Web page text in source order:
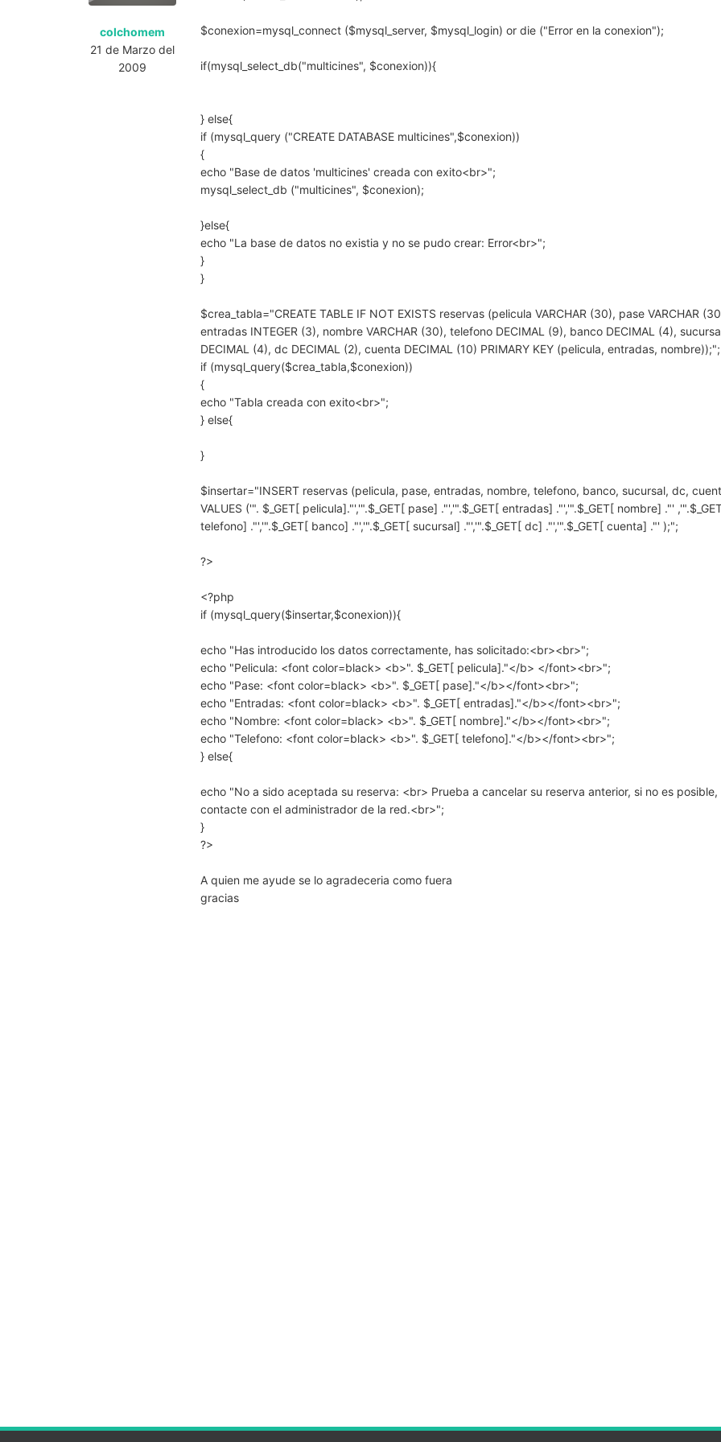
colchomem
21 de Marzo del
2009
$conexion=mysql_connect ($mysql_server, $mysql_login) or die ("Error en la conexion");
if(mysql_select_db("multicines", $conexion)){
} else{
if (mysql_query ("CREATE DATABASE multicines",$conexion))
{
echo "Base de datos 'multicines' creada con exito<br>";
mysql_select_db ("multicines", $conexion);
}else{
echo "La base de datos no existia y no se pudo crear: Error<br>";
}
}
$crea_tabla="CREATE TABLE IF NOT EXISTS reservas (pelicula VARCHAR (30), pase VARCHAR
entradas INTEGER (3), nombre VARCHAR (30), telefono DECIMAL (9), banco DECIMAL (4),
DECIMAL (4), dc DECIMAL (2), cuenta DECIMAL (10) PRIMARY KEY (pelicula, entradas, nombre));";
if (mysql_query($crea_tabla,$conexion))
{
echo "Tabla creada con exito<br>";
} else{
}
$insertar="INSERT reservas (pelicula, pase, entradas, nombre, telefono, banco, sucursal, dc,
VALUES ('". $_GET[ pelicula]."','".$_GET[ pase] ."','".$_GET[ entradas] ."','".$_GET[ nombre] ."'
telefono] ."','".$_GET[ banco] ."','".$_GET[ sucursal] ."','".$_GET[ dc] ."','".$_GET[ cuenta] ."' );";
?>
<?php
if (mysql_query($insertar,$conexion)){
echo "Has introducido los datos correctamente, has solicitado:<br><br>";
echo "Pelicula: <font color=black> <b>". $_GET[ pelicula]."</b> </font><br>";
echo "Pase: <font color=black> <b>". $_GET[ pase]."</b></font><br>";
echo "Entradas: <font color=black> <b>". $_GET[ entradas]."</b></font><br>";
echo "Nombre: <font color=black> <b>". $_GET[ nombre]."</b></font><br>";
echo "Telefono: <font color=black> <b>". $_GET[ telefono]."</b></font><br>";
} else{
echo "No a sido aceptada su reserva: <br> Prueba a cancelar su reserva anterior, si no es posible,
contacte con el administrador de la red.<br>";
}
?>
A quien me ayude se lo agradeceria como fuera
gracias